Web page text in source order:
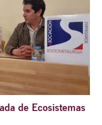
de Ecosistemas